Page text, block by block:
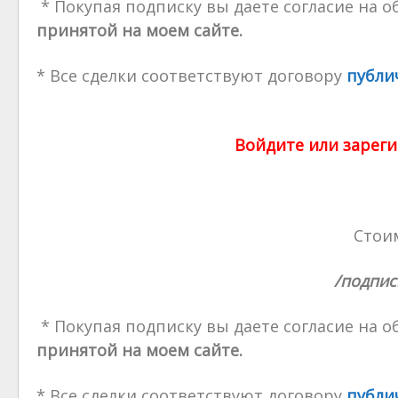
* Покупая подписку вы даете согласие на
принятой на моем сайте.
* Все сделки соответствуют договору
Войдите или
/
* Покупая подписку вы даете согласие на
принятой на моем сайте.